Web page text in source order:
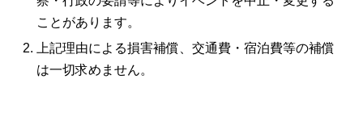
ことがあります。
上記理由による損害補償、交通費・宿泊費等の補償
は一切求めません。